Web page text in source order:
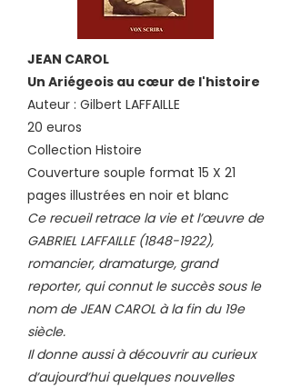
JEAN CAROL
Un Ariégeois au cœur de l'histoire
Auteur : Gilbert LAFFAILLE
20 euros
Collection Histoire
Couverture souple format 15 X 21
pages illustrées en noir et blanc
Ce recueil retrace la vie et l’œuvre de
GABRIEL LAFFAILLE (1848-1922),
romancier, dramaturge, grand
reporter, qui connut le succès sous le
nom de JEAN CAROL à la fin du 19e
siècle.
Il donne aussi à découvrir au curieux
d’aujourd’hui quelques nouvelles